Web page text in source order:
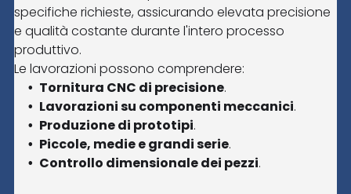
specifiche richieste, assicurando elevata precisione
e qualità costante durante l'intero processo
produttivo.
Le lavorazioni possono comprendere:
Tornitura CNC di precisione.
Lavorazioni su componenti meccanici.
Produzione di prototipi.
Piccole, medie e grandi serie.
Controllo dimensionale dei pezzi.